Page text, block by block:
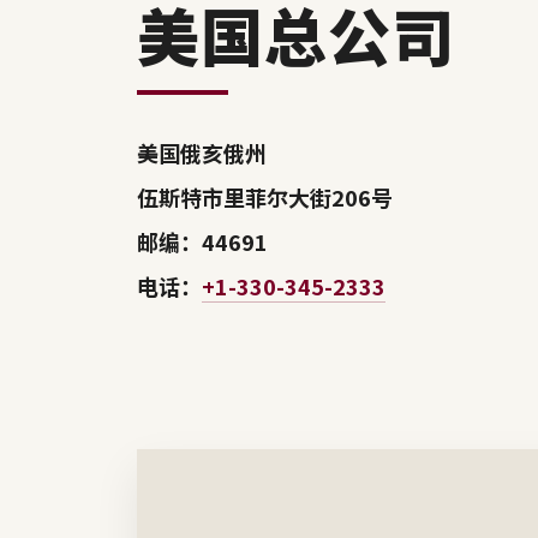
美国总公司
美国俄亥俄州
伍斯特市里菲尔大街206号
邮编：44691
电话： +1-330-345-2333